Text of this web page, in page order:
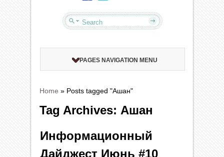
PAGES NAVIGATION MENU
Home » Posts tagged "Ашан"
Tag Archives: Ашан
Информационный
Дайджест Июнь #10